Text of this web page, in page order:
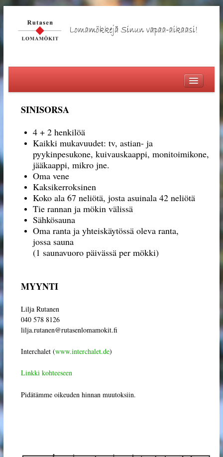
LOMAMÖKIT
ILTARANTA
SINISORSA
HEINÄSORSA
AINOLA
OSMOLA
KORVENPÄÄ
KARHULAMPI
ISOSAVU – SAVUSAUNA + AITTA
SIJAINTI
SINISORSA
4 + 2 henkilöä
Kaikki mukavuudet: tv, astian- ja
pyykinpesukone, kuivauskaappi, monitoimikone,
jääkaappi, mikro jne.
Oma vene
Kaksikerroksinen
Koko ala 67 neliötä, josta asuinala 42 neliötä
Tie rannan ja mökin välissä
Sähkösauna
Oma ranta ja yhteiskäytössä oleva ranta,
jossa sauna
(1 saunavuoro päivässä per mökki)
MYYNTI
Lilja Rutanen
040 578 8126
lilja.rutanen@rutasenlomamokit.fi
Interchalet (www.interchalet.de)
Linkki kohteeseen
Pidätämme oikeuden hinnan muutoksiin.